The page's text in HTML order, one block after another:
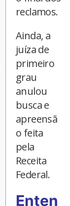
reclamos.
Ainda, a
juíza de
primeiro
grau
anulou
busca e
apreensã
o feita
pela
Receita
Federal.
Enten